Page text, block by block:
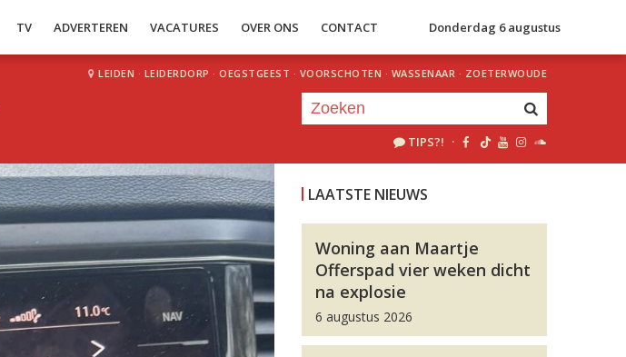
TV ADVERTEREN VACATURES OVER ONS CONTACT Donderdag 6 augustus
LEIDEN · LEIDERDORP · OEGSTGEEST · VOORSCHOTEN · WASSENAAR · ZOETERWOUDE
TIPS?! ·
LAATSTE NIEUWS
Woning aan Maartje
Offerspad vier weken dicht
na explosie
6 augustus 2026